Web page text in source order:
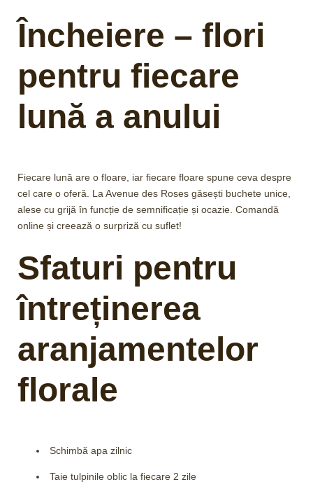
Încheiere – flori
pentru fiecare
lună a anului
Fiecare lună are o floare, iar fiecare floare spune ceva despre
cel care o oferă. La Avenue des Roses găsești buchete unice,
alese cu grijă în funcție de semnificație și ocazie. Comandă
online și creează o surpriză cu suflet!
Sfaturi pentru
întreținerea
aranjamentelor
florale
Schimbă apa zilnic
Taie tulpinile oblic la fiecare 2 zile